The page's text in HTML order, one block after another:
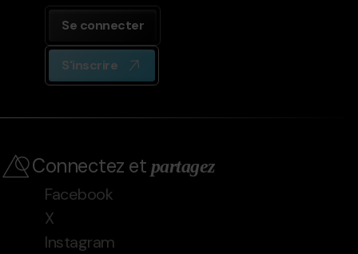
Se connecter
S'inscrire
Connectez et partagez
Facebook
X
Instagram